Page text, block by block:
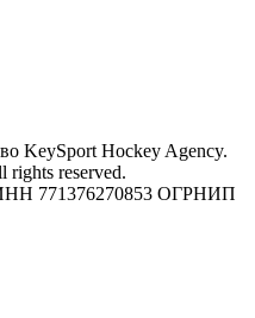
KeySport Hockey Agency.
rights reserved.
771376270853 ОГРНИП